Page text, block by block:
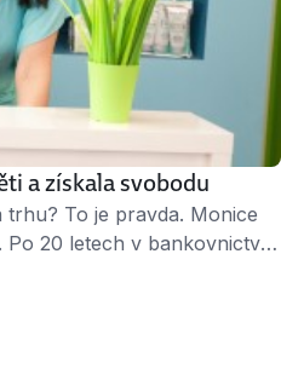
a získala svobodu
trhu? To je pravda. Monice
20 letech v bankovnictví
říkají, že je to strašně